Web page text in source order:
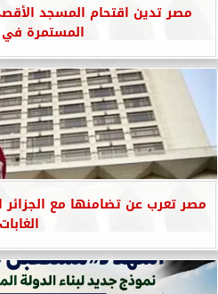
مصر تدين اقتحام المسجد
المستمرة
مصر تعرب عن تضامنها مع
الغابات